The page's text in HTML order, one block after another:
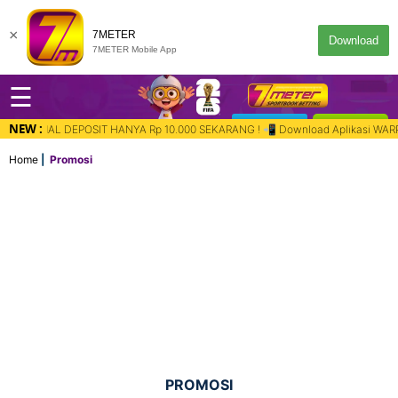
7METER
7METER Mobile App
Download
×
☰
DESKTOP MASUK
NEW :Rp 10.000 SEKARANG ! 📲 Download Aplikasi WARP di Playstore &
Home Promosi
PROMOSI